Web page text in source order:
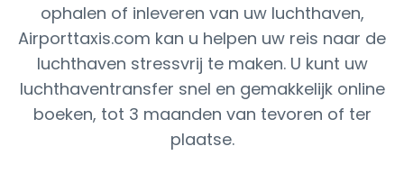
ophalen of inleveren van uw luchthaven,
Airporttaxis.com kan u helpen uw reis naar de
luchthaven stressvrij te maken. U kunt uw
luchthaventransfer snel en gemakkelijk online
boeken, tot 3 maanden van tevoren of ter
plaatse.